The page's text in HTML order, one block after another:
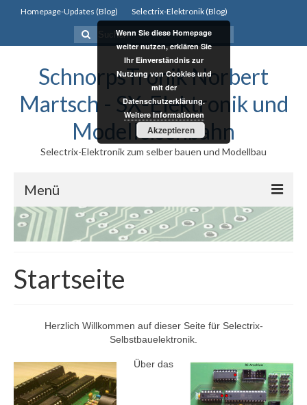
Homepage-Updates (Blog) Selectrix-Elektronik (Blog)
Suchen
nach:
SchnorpsTronik Norbert
Martsch - SX-Elektronik und
Modelleisenbahn
Selectrix-Elektronik zum selber bauen und Modellbau
Menü
Selectrix
Selectrix System
Selectrix und RJ45-Netzwerkkabel
SX-News-Blog
ST-Train Handbuch zum Download
Startseite
Herzlich Willkommen auf dieser Seite für Selectrix-
Selbstbauelektronik.
Über das
Wenn Sie diese Homepage
weiter nutzen, erklären Sie
Ihr Einverständnis zur
Nutzung von Cookies und
mit der
Datenschutzerklärung.
Weitere Informationen
Akzeptieren